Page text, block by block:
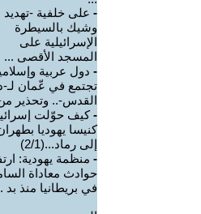
- على خلفية -تهديد
وشيك بالسيطرة
الإسرائيلية على
المسجد الأقصى ...
- دول عربية
تجتمع في عّمان لـ-
القدس-.. وتحذير
-كيف حوّلت
كنيسا يهوديا
إلى رماد...(2/1)
- منظمة يهودية:
حوادث معاداة
في بريطانيا منذ بد